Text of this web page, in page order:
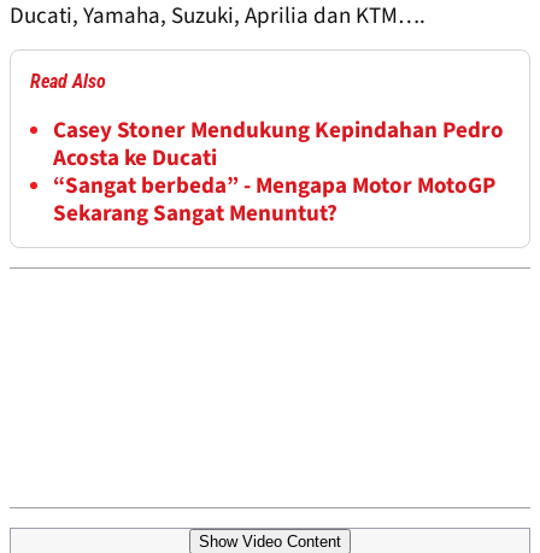
Ducati, Yamaha, Suzuki, Aprilia dan KTM….
Read Also
Casey Stoner Mendukung Kepindahan Pedro
Acosta ke Ducati
“Sangat berbeda” - Mengapa Motor MotoGP
Sekarang Sangat Menuntut?
Show Video Content